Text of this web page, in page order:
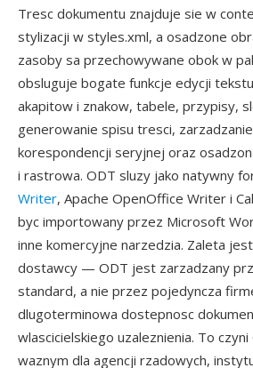
Tresc dokumentu znajduje sie w
stylizacji w styles.xml, a osadzone
zasoby sa przechowywane obok w
obsluguje bogate funkcje edycji
akapitow i znakow, tabele, przypisy,
generowanie spisu tresci,
korespondencji seryjnej oraz
i rastrowa. ODT sluzy jako natywny
Writer, Apache OpenOffice Writer i
byc importowany przez Microsoft
inne komercyjne narzedzia. Zaleta
dostawcy — ODT jest zarzadzany
standard, a nie przez pojedyncza
dlugoterminowa dostepnosc
wlascicielskiego uzaleznienia. To
waznym dla agencji rzadowych,